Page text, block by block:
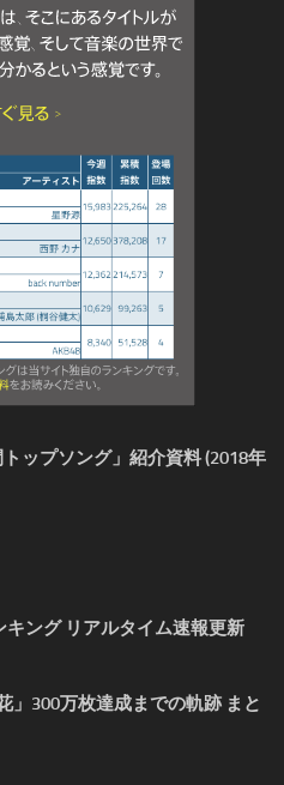
トップソング」紹介資料 (2018年
キング リアルタイム速報更新
」300万枚達成までの軌跡 まと